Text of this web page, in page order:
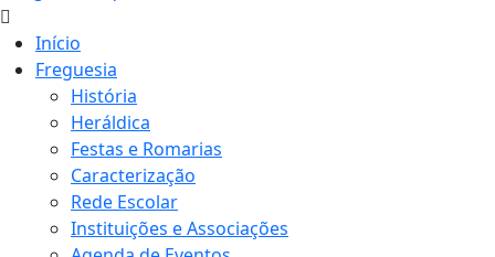
Início
Freguesia
História
Heráldica
Festas e Romarias
Caracterização
Rede Escolar
Instituições e Associações